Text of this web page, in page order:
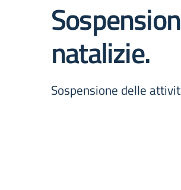
natalizie.
Sospensione delle